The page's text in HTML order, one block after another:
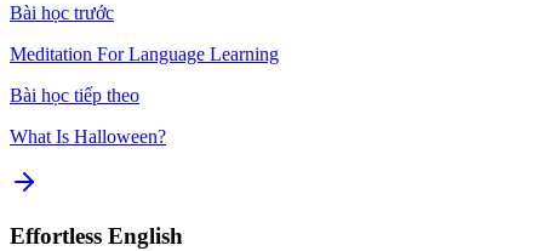
Bài học trước
Meditation For Language Learning
Bài học tiếp theo
What Is Halloween?
Effortless English